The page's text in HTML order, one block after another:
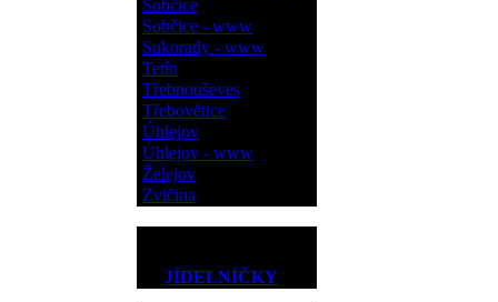
Sobčice
Sobčice - www
Sukorady - www
Tetín
Třebnouševes
Třebovětice
Úhlejov
Úhlejov - www
Želejov
Zvičina
JÍDELNÍČKY